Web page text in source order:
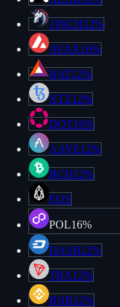
1INCH12%
AVAX16%
BAT12%
XTZ12%
DOT16%
AAVE12%
BCH12%
EOS
POL16%
DASH12%
TRX12%
BNB12%